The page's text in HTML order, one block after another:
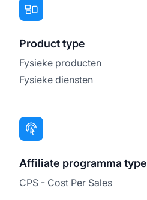
Product type
Fysieke producten
Fysieke diensten
Affiliate programma type
CPS - Cost Per Sales